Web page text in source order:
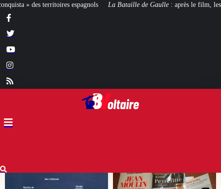
La Bataille de Gaulle: après le film, les livres ! [CINÉMA]De la